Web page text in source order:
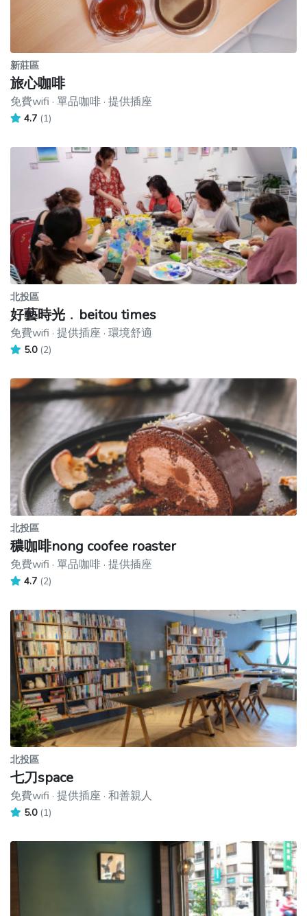
新莊區
旅心咖啡
免費wifi · 單品咖啡 · 提供插座
4.7 (1)
北投區
好藝時光﹒beitou times
免費wifi · 提供插座 · 環境舒適
5.0 (2)
北投區
穠咖啡nong coofee roaster
免費wifi · 單品咖啡 · 提供插座
4.7 (2)
北投區
七刀space
免費wifi · 提供插座 · 和善親人
5.0 (1)